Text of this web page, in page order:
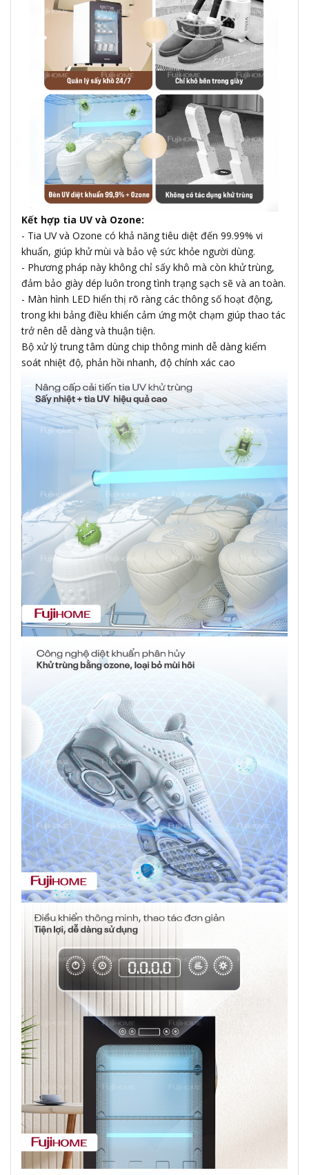
Kết hợp tia UV và Ozone:
- Tia UV và Ozone có khả năng tiêu diệt đến 99.99% vi
khuẩn, giúp khử mùi và bảo vệ sức khỏe người dùng.
- Phương pháp này không chỉ sấy khô mà còn khử trùng,
đảm bảo giày dép luôn trong tình trạng sạch sẽ và an toàn.
- Màn hình LED hiển thị rõ ràng các thông số hoạt động,
trong khi bảng điều khiển cảm ứng một chạm giúp thao tác
trở nên dễ dàng và thuận tiện.
Bộ xử lý trung tâm dùng chip thông minh dễ dàng kiểm
soát nhiệt độ, phản hồi nhanh, độ chính xác cao